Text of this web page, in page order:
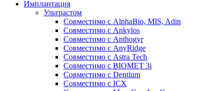
Имплантация
Ультрастом
Совместимо с AlphaBio, MIS, Adin
Совместимо с Ankylos
Совместимо с Anthogyr
Совместимо с AnyRidge
Совместимо с Astra Tech
Совместимо с BIOMET 3i
Совместимо с Dentium
Совместимо с ICX